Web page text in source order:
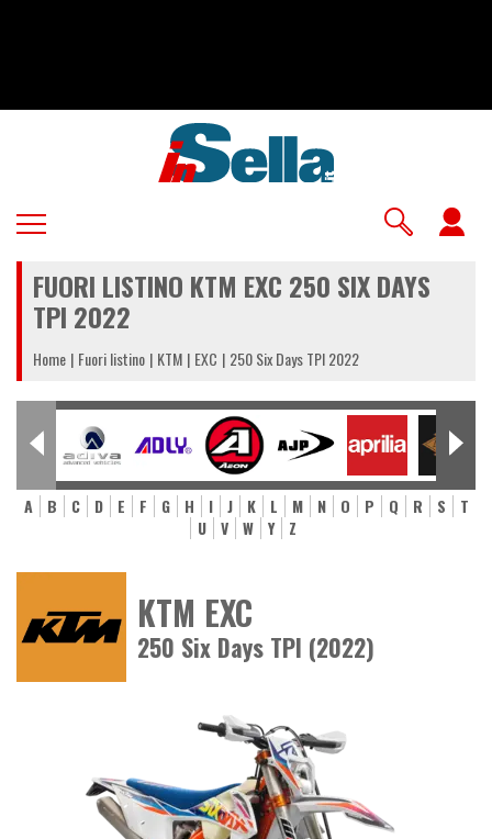
FUORI LISTINO KTM EXC 250 SIX DAYS
TPI 2022
Home Fuori listino KTM EXC 250 Six Days TPI 2022
A B C D E F G H I J K L M N O P Q R S
T
U
V W Y Z
KTM EXC
250 Six Days TPI (2022)